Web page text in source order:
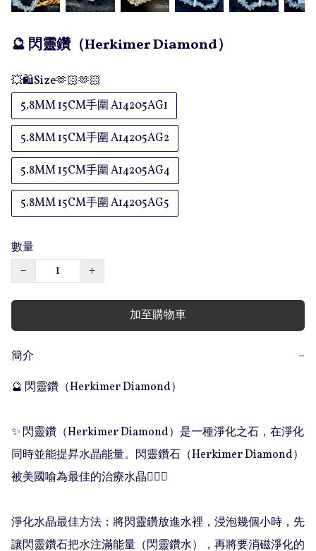
🔮 閃靈鑽（Herkimer Diamond）
💥🛍️Size🫶🏻🫶🏻
5.8MM 15CM手圍 A14205AG1
5.8MM 15CM手圍 A14205AG2
5.8MM 15CM手圍 A14205AG4
5.8MM 15CM手圍 A14205AG5
數量
−
+
加至購物車
簡介
−
🔮 閃靈鑽（Herkimer Diamond）
✨ 閃靈鑽（Herkimer Diamond）是一種淨化之石，在淨化
同時並能提昇水晶能量。閃靈鑽石（Herkimer Diamond）
被美國喻為最佳的治療水晶💁🏻‍♀️
淨化水晶最佳方法：將閃靈鑽放進水裡，浸泡幾個小時，先
讓閃靈鑽石把水注滿能量（閃靈鑽水），再將要消磁淨化的